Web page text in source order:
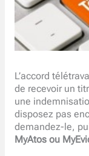
L’accord
de recevoir un
une
disposez pas
demandez-le,
MyAtos ou